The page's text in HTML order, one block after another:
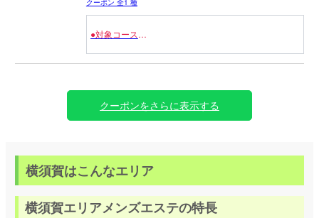
クーポン 全1 種
●対象コース
クーポンをさらに表示する
横須賀はこんなエリア
横須賀エリアメンズエステの特長